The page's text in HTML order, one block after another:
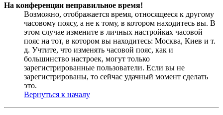
На конференции неправильное время!
Возможно, отображается время, относящееся к другому
часовому поясу, а не к тому, в котором находитесь вы. В
этом случае измените в личных настройках часовой
пояс на тот, в котором вы находитесь: Москва, Киев и т.
д. Учтите, что изменять часовой пояс, как и
большинство настроек, могут только
зарегистрированные пользователи. Если вы не
зарегистрированы, то сейчас удачный момент сделать
это.
Вернуться к началу